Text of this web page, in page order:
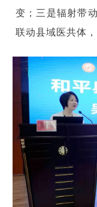
变；三是辐射带
联动县域医共体